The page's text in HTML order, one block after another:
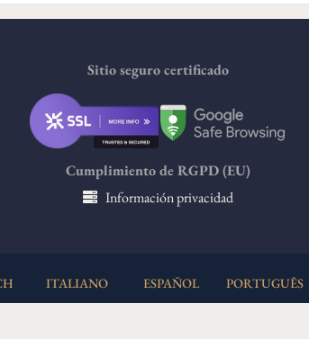
Sitio seguro certificado
Cumplimiento de RGPD (EU)
Información privacidad
ITALIANO ESPAÑOL PORTUGUÊS